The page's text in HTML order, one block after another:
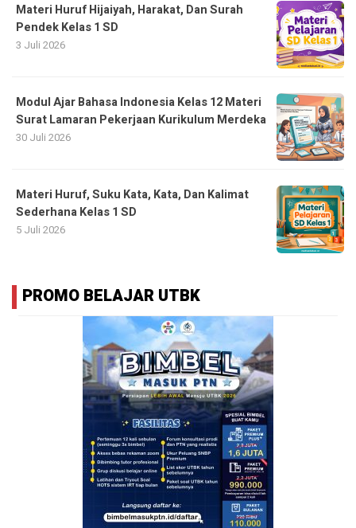
Materi Huruf Hijaiyah, Harakat, Dan Surah
Pendek Kelas 1 SD
3 Juli 2026
Modul Ajar Bahasa Indonesia Kelas 12 Materi
Surat Lamaran Pekerjaan Kurikulum Merdeka
30 Juli 2026
Materi Huruf, Suku Kata, Kata, Dan Kalimat
Sederhana Kelas 1 SD
5 Juli 2026
PROMO BELAJAR UTBK